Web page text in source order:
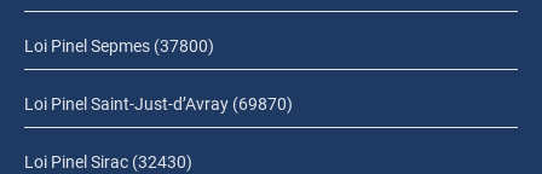
Loi Pinel Sepmes (37800)
Loi Pinel Saint-Just-d’Avray (69870)
Loi Pinel Sirac (32430)